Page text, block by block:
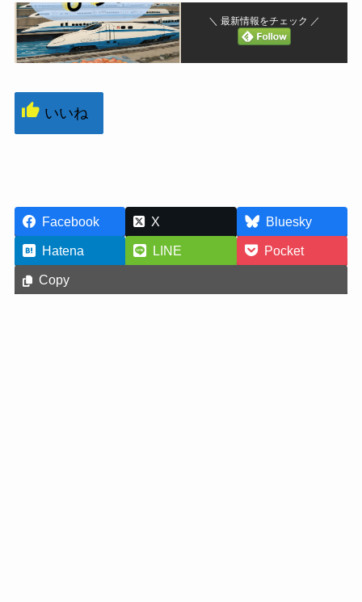
＼ 最新情報をチェック ／
いいね
Facebook X
Bluesky
Hatena
LINE
Pocket
Copy